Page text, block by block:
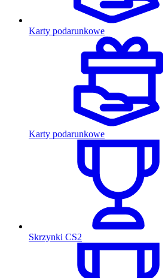
Karty podarunkowe
Karty podarunkowe
Skrzynki CS2